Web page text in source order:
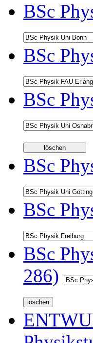
BSc
BSc
BSc
BSc
BSc
BSc
286)